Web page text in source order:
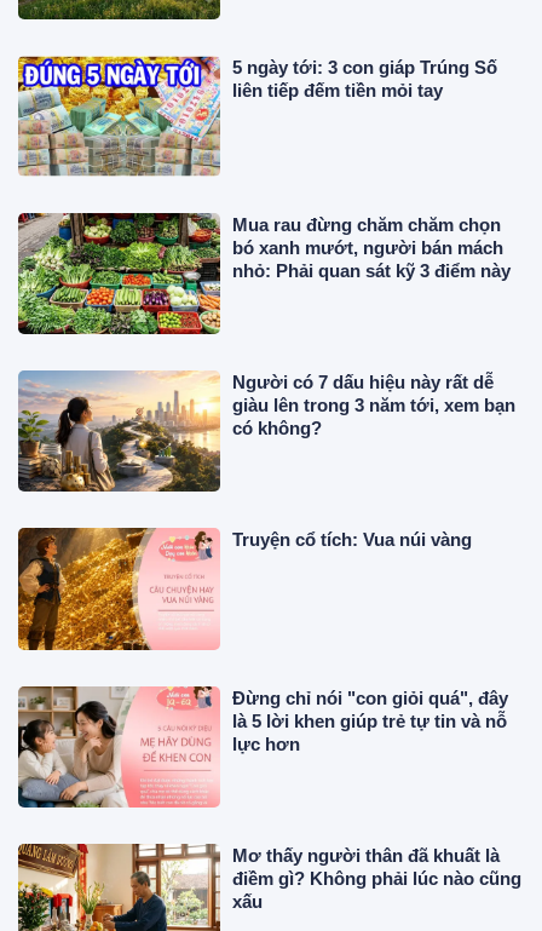
5 ngày tới: 3 con giáp Trúng Số
liên tiếp đếm tiền mỏi tay
Mua rau đừng chăm chăm chọn
bó xanh mướt, người bán mách
nhỏ: Phải quan sát kỹ 3 điểm này
Người có 7 dấu hiệu này rất dễ
giàu lên trong 3 năm tới, xem bạn
có không?
Truyện cổ tích: Vua núi vàng
Đừng chỉ nói "con giỏi quá", đây
là 5 lời khen giúp trẻ tự tin và nỗ
lực hơn
Mơ thấy người thân đã khuất là
điềm gì? Không phải lúc nào cũng
xấu